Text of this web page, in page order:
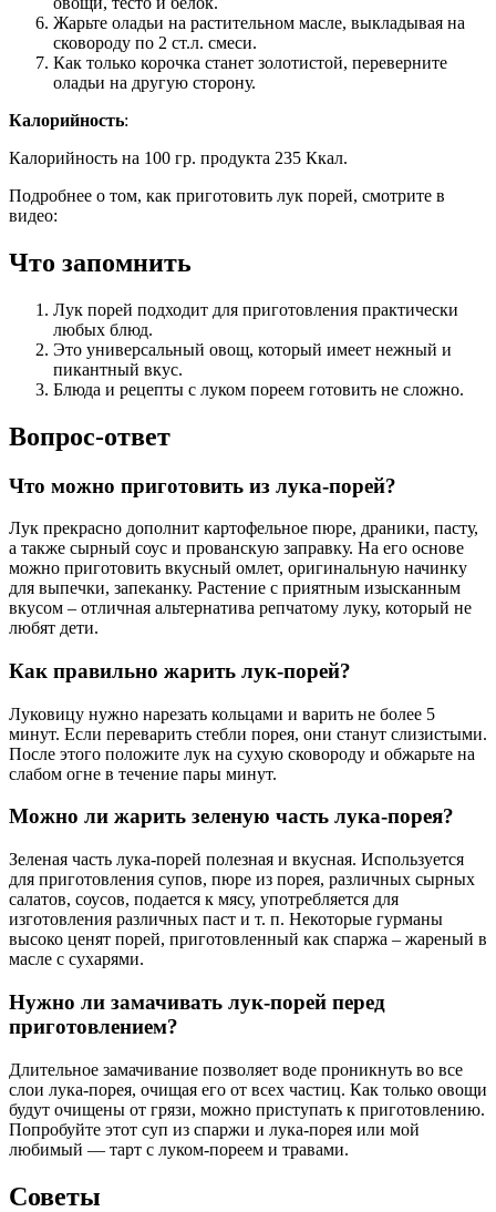
Жарьте оладьи на растительном масле, выкладывая на
сковороду по 2 ст.л. смеси.
Как только корочка станет золотистой, переверните
оладьи на другую сторону.
Калорийность:
Калорийность на 100 гр. продукта 235 Ккал.
Подробнее о том, как приготовить лук порей, смотрите в
видео:
Что запомнить
Лук порей подходит для приготовления практически
любых блюд.
Это универсальный овощ, который имеет нежный и
пикантный вкус.
Блюда и рецепты с луком пореем готовить не сложно.
Вопрос-ответ
Что можно приготовить из лука-порей?
Лук прекрасно дополнит картофельное пюре, драники, пасту,
а также сырный соус и прованскую заправку. На его основе
можно приготовить вкусный омлет, оригинальную начинку
для выпечки, запеканку. Растение с приятным изысканным
вкусом – отличная альтернатива репчатому луку, который не
любят дети.
Как правильно жарить лук-порей?
Луковицу нужно нарезать кольцами и варить не более 5
минут. Если переварить стебли порея, они станут слизистыми.
После этого положите лук на сухую сковороду и обжарьте на
слабом огне в течение пары минут.
Можно ли жарить зеленую часть лука-порея?
Зеленая часть лука-порей полезная и вкусная. Используется
для приготовления супов, пюре из порея, различных сырных
салатов, соусов, подается к мясу, употребляется для
изготовления различных паст и т. п. Некоторые гурманы
высоко ценят порей, приготовленный как спаржа – жареный в
масле с сухарями.
Нужно ли замачивать лук-порей перед
приготовлением?
Длительное замачивание позволяет воде проникнуть во все
слои лука-порея, очищая его от всех частиц. Как только овощи
будут очищены от грязи, можно приступать к приготовлению.
Попробуйте этот суп из спаржи и лука-порея или мой
любимый — тарт с луком-пореем и травами.
Советы